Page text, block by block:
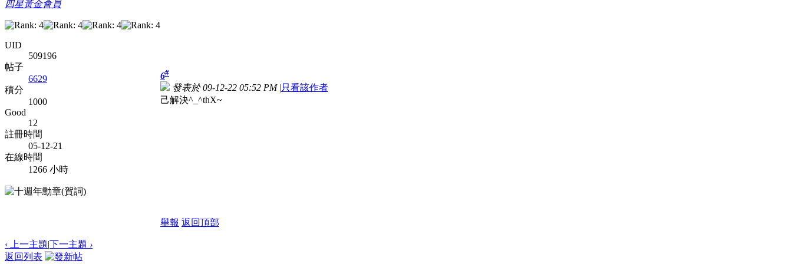
四星黃金會員
UID
509196
帖子
6629
積分
1000
Good
12
註冊時間
05-12-21
在線時間
1266 小時
6#
發表於 09-12-22 05:52 PM |只看該作者
己解決^_^thX~
舉報 返回頂部
‹ 上一主題|下一主題 ›
返回列表